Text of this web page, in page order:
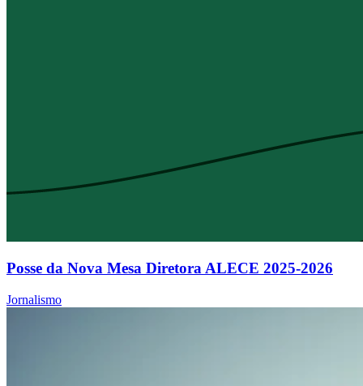
Posse da Nova Mesa Diretora ALECE 2025-2026
Jornalismo